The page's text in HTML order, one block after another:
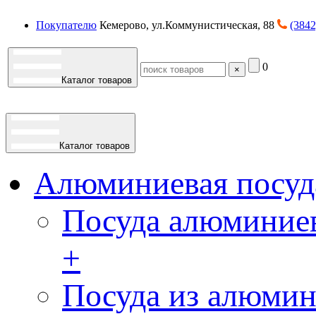
Покупателю Кемерово, ул.Коммунистическая, 88
Каталог товаров
× 0
Каталог товаров
Алюминиевая
Посуда
+
Посуда из